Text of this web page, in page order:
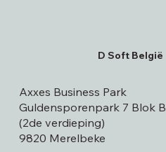
D Soft België
Axxes Business Park
Guldensporenpark 7 Blok B
(2de verdieping)
9820 Merelbeke